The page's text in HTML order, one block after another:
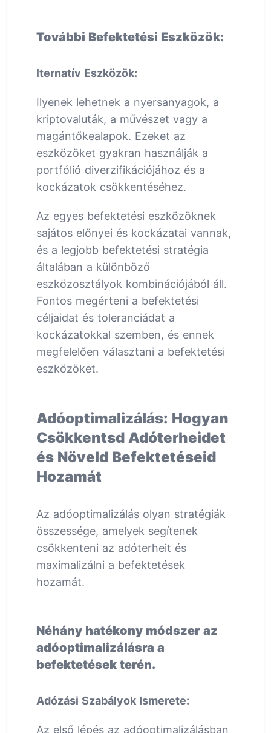
További Befektetési Eszközök:
lternatív Eszközök:
Ilyenek lehetnek a nyersanyagok, a
kriptovaluták, a művészet vagy a
magántőkealapok. Ezeket az
eszközöket gyakran használják a
portfólió diverzifikációjához és a
kockázatok csökkentéséhez.
Az egyes befektetési eszközöknek
sajátos előnyei és kockázatai vannak,
és a legjobb befektetési stratégia
általában a különböző
eszközosztályok kombinációjából áll.
Fontos megérteni a befektetési
céljaidat és toleranciádat a
kockázatokkal szemben, és ennek
megfelelően választani a befektetési
eszközöket.
Adóoptimalizálás: Hogyan
Csökkentsd Adóterheidet
és Növeld Befektetéseid
Hozamát
Az adóoptimalizálás olyan stratégiák
összessége, amelyek segítenek
csökkenteni az adóterheit és
maximalizálni a befektetések
hozamát.
Néhány hatékony módszer az
adóoptimalizálásra a
befektetések terén.
Adózási Szabályok Ismerete:
Az első lépés az adóoptimalizálásban